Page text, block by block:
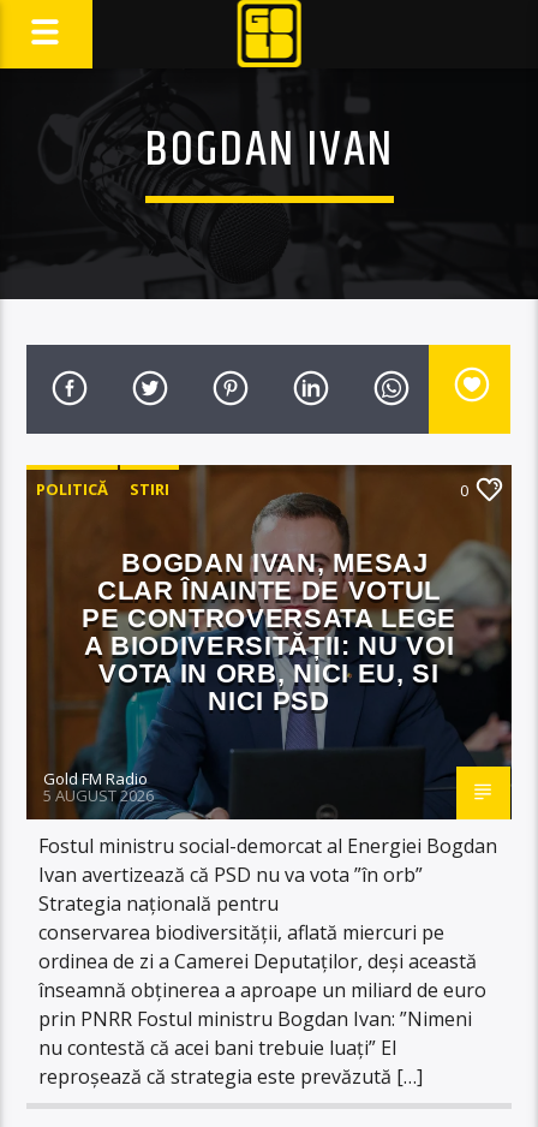
BOGDAN IVAN
POLITICĂ STIRI 0
BOGDAN IVAN, MESAJ
CLAR ÎNAINTE DE VOTUL
PE CONTROVERSATA LEGE
A BIODIVERSITĂȚII: NU VOI
VOTA IN ORB, NICI EU, SI
NICI PSD
Gold FM Radio
5 AUGUST 2026
Fostul ministru social-demorcat al Energiei Bogdan
Ivan avertizează că PSD nu va vota ”în orb”
Strategia naţională pentru
conservarea biodiversităţii, aflată miercuri pe
ordinea de zi a Camerei Deputaţilor, deşi această
înseamnă obţinerea a aproape un miliard de euro
prin PNRR Fostul ministru Bogdan Ivan: ”Nimeni
nu contestă că acei bani trebuie luaţi” El
reproşează că strategia este prevăzută […]